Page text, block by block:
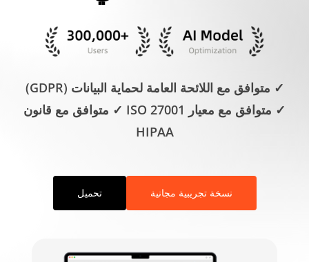
✓ متوافق مع اللائحة العامة لحماية البيانات (GDPR)
✓ متوافق مع معيار ISO 27001 ✓ متوافق مع قانون
HIPAA
تحميل نسخة تجريبية مجانية